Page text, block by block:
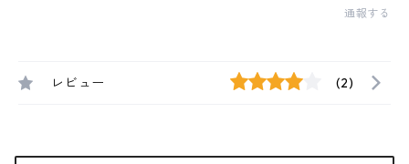
通報する
レビュー (2)